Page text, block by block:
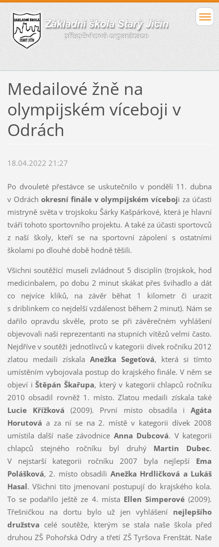
Medailové žně na
olympijském víceboji v
Odrách
18.04.2022 21:27
Po dvouleté přestávce se uskutečnilo v pondělí 11. dubna
v Odrách okresní finále v olympijském víceboji za účasti
mistryně světa v trojskoku Šárky Kašpárkové, která je hlavní
tváří tohoto sportovního projektu. A také za účasti sportovců
z naší školy, kteří se na sportovní zápolení s ostatními
školami po dlouhé době hodně těšili.
Všichni soutěžící museli zvládnout 5 disciplín (trojskok, hod
medicinbalem, po dobu 2 minut skákat přes švihadlo a dát
co nejvíce kliků, na závěr běhat 1 kilometr či urazit
s driblinkem co nejdelší vzdálenost během 2 minut). Nám se
dařilo opravdu skvěle, proto se při závěrečném vyhlášení
objevovali naši reprezentanti na stupních vítězů velmi často.
Nejdříve v soutěži jednotlivců v kategorii dívek ročníku 2012
zlatou medaili získala Anežka Segeťová, která si tímto
umístěním vybojovala postup do krajského finále. V něm se
objeví iŠtěpán Škařupa, který v kategorii chlapců ročníku
2010 obsadil rovněž 1. místo. Zlatou medaili získala také
Lucie Křížková (2009). První místo obsadila iAgáta
Horutová a za ní se na 2. místě v kategorii dívek 2008
umístila další naše závodnice Anna Dubcová. V kategorii
chlapců stejného ročníku byl druhý Martin Dubec.
V nejstarší kategorii ročníku 2007 byla nejlepší Ema
Polášková, 2. místo obsadili Anežka Hrdličková a Lukáš
Hasal. Všichni tito jmenovaní postupují do krajského kola.
To se podařilo ještě ze 4. místa Ellen Simperové(2009).
Třešničkou na dortu bylo už jen vyhlášení nejlepšího
družstva celé soutěže, kterým se stala naše škola před
druhou ZŠ Pohořská Odry a třetí ZŠ Tyršova Frenštát. Naše